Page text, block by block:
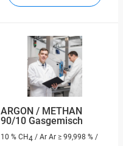
ARGON / METHAN
90/10 Gasgemisch
10 % CH4 / Ar Ar ≥ 99,998 % /